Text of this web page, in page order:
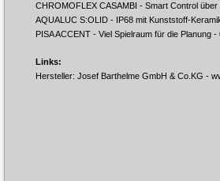
CHROMOFLEX CASAMBI - Smart Control
AQUALUC S:OLID - IP68 mit Kunststoff-
PISA ACCENT - Viel Spielraum für die Planung -
Links:
Hersteller: Josef Barthelme GmbH & Co.KG -